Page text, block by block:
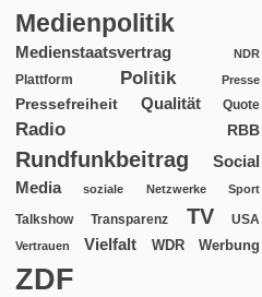
Medienpolitik
Medienstaatsvertrag NDR
Plattform Politik Presse
Pressefreiheit Qualität Quote
Radio RBB
Rundfunkbeitrag
Social
Media
soziale Netzwerke Sport
Talkshow Transparenz TV USA
Vertrauen Vielfalt WDR Werbung
ZDF